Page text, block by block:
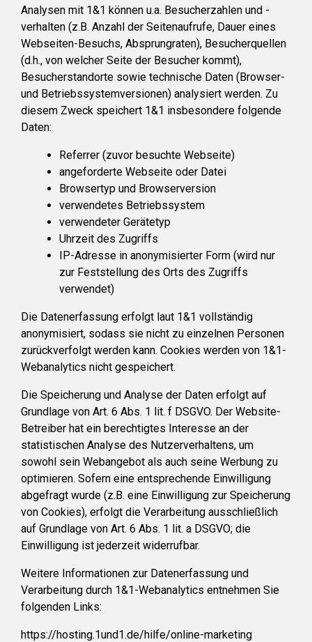
Analysen mit 1&1 können u.a. Besucherzahlen und -
verhalten (z.B. Anzahl der Seitenaufrufe, Dauer eines
Webseiten-Besuchs, Absprungraten), Besucherquellen
(d.h., von welcher Seite der Besucher kommt),
Besucherstandorte sowie technische Daten (Browser-
und Betriebssystemversionen) analysiert werden. Zu
diesem Zweck speichert 1&1 insbesondere folgende
Daten:
Referrer (zuvor besuchte Webseite)
angeforderte Webseite oder Datei
Browsertyp und Browserversion
verwendetes Betriebssystem
verwendeter Gerätetyp
Uhrzeit des Zugriffs
IP-Adresse in anonymisierter Form (wird nur
zur Feststellung des Orts des Zugriffs
verwendet)
Die Datenerfassung erfolgt laut 1&1 vollständig
anonymisiert, sodass sie nicht zu einzelnen Personen
zurückverfolgt werden kann. Cookies werden von 1&1-
Webanalytics nicht gespeichert.
Die Speicherung und Analyse der Daten erfolgt auf
Grundlage von Art. 6 Abs. 1 lit. f DSGVO. Der Website-
Betreiber hat ein berechtigtes Interesse an der
statistischen Analyse des Nutzerverhaltens, um
sowohl sein Webangebot als auch seine Werbung zu
optimieren. Sofern eine entsprechende Einwilligung
abgefragt wurde (z.B. eine Einwilligung zur Speicherung
von Cookies), erfolgt die Verarbeitung ausschließlich
auf Grundlage von Art. 6 Abs. 1 lit. a DSGVO; die
Einwilligung ist jederzeit widerrufbar.
Weitere Informationen zur Datenerfassung und
Verarbeitung durch 1&1-Webanalytics entnehmen Sie
folgenden Links:
https://hosting.1und1.de/hilfe/online-marketing